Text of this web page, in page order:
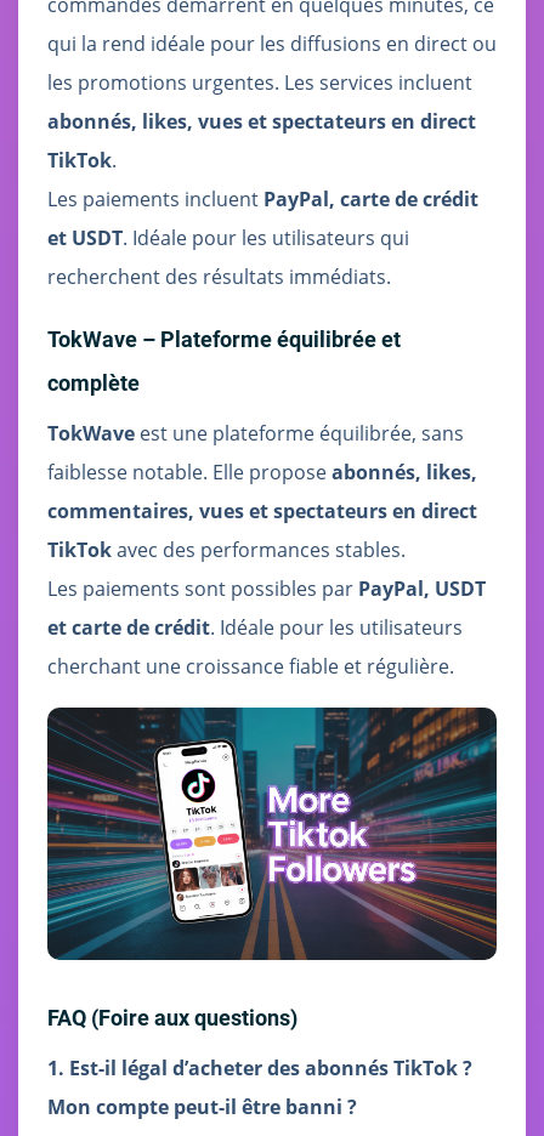
commandes démarrent en quelques minutes, ce
qui la rend idéale pour les diffusions en direct ou
les promotions urgentes. Les services incluent
abonnés, likes, vues et spectateurs en direct
TikTok.
Les paiements incluent PayPal, carte de crédit
et USDT. Idéale pour les utilisateurs qui
recherchent des résultats immédiats.
TokWave – Plateforme équilibrée et
complète
TokWave est une plateforme équilibrée, sans
faiblesse notable. Elle proposeabonnés, likes,
commentaires, vues et spectateurs en direct
TikTokavec des performances stables.
Les paiements sont possibles par PayPal, USDT
et carte de crédit. Idéale pour les utilisateurs
cherchant une croissance fiable et régulière.
FAQ (Foire aux questions)
1. Est-il légal d’acheter des abonnés TikTok ?
Mon compte peut-il être banni ?